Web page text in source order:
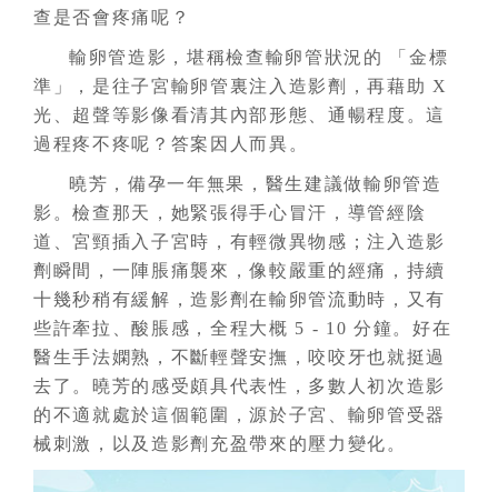
查是否會疼痛呢？
輸卵管造影，堪稱檢查輸卵管狀況的 「金標
準」，是往子宮輸卵管裏注入造影劑，再藉助 X
光、超聲等影像看清其內部形態、通暢程度。這
過程疼不疼呢？答案因人而異。
曉芳，備孕一年無果，醫生建議做輸卵管造
影。檢查那天，她緊張得手心冒汗，導管經陰
道、宮頸插入子宮時，有輕微異物感；注入造影
劑瞬間，一陣脹痛襲來，像較嚴重的經痛，持續
十幾秒稍有緩解，造影劑在輸卵管流動時，又有
些許牽拉、酸脹感，全程大概 5 - 10 分鐘。好在
醫生手法嫻熟，不斷輕聲安撫，咬咬牙也就挺過
去了。曉芳的感受頗具代表性，多數人初次造影
的不適就處於這個範圍，源於子宮、輸卵管受器
械刺激，以及造影劑充盈帶來的壓力變化。